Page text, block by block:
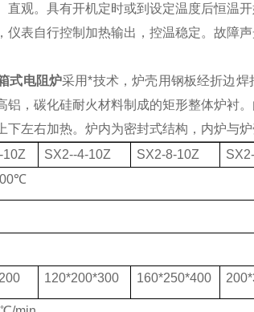
观。 具有开机定时或到设定温度后恒温
仪表自行控制加热输出，控温稳定。故障
式电阻炉采用*技术，炉壳用钢板经折边
铝，碳化硅耐火材料制成的矩形整体炉衬
下左右加热。炉内为密封式结构，内炉与
10Z SX2--4-10Z SX2-8-10Z
℃
120*200*300 160*250*400